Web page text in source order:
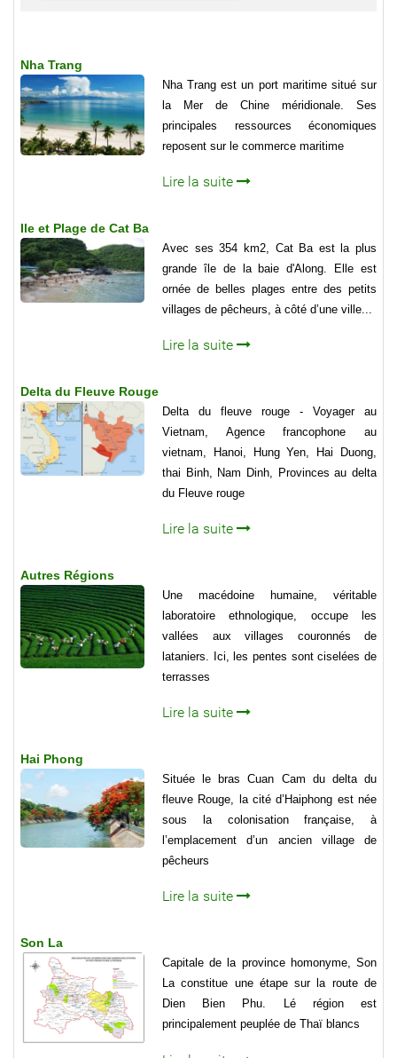
Nha Trang
Nha Trang est un port maritime situé sur
la Mer de Chine méridionale. Ses
principales ressources économiques
reposent sur le commerce maritime
Lire la suite
Ile et Plage de Cat Ba
Avec ses 354 km2, Cat Ba est la plus
grande île de la baie d'Along. Elle est
ornée de belles plages entre des petits
villages de pêcheurs, à côté d’une ville...
Lire la suite
Delta du Fleuve Rouge
Delta du fleuve rouge - Voyager au
Vietnam, Agence francophone au
vietnam, Hanoi, Hung Yen, Hai Duong,
thai Binh, Nam Dinh, Provinces au delta
du Fleuve rouge
Lire la suite
Autres Régions
Une macédoine humaine, véritable
laboratoire ethnologique, occupe les
vallées aux villages couronnés de
lataniers. Ici, les pentes sont ciselées de
terrasses
Lire la suite
Hai Phong
Située le bras Cuan Cam du delta du
fleuve Rouge, la cité d’Haiphong est née
sous la colonisation française, à
l’emplacement d’un ancien village de
pêcheurs
Lire la suite
Son La
Capitale de la province homonyme, Son
La constitue une étape sur la route de
Dien Bien Phu. Lé région est
principalement peuplée de Thaï blancs